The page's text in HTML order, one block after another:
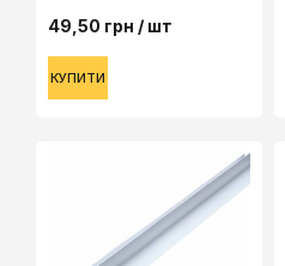
49,50 грн / шт
КУПИТИ